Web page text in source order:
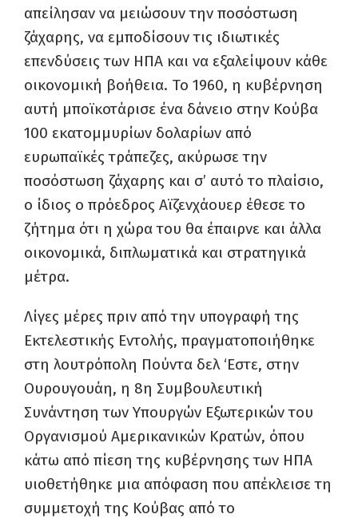
απείλησαν να μειώσουν την ποσόστωση
ζάχαρης, να εμποδίσουν τις ιδιωτικές
επενδύσεις των ΗΠΑ και να εξαλείψουν κάθε
οικονομική βοήθεια. Το 1960, η κυβέρνηση
αυτή μποϊκοτάρισε ένα δάνειο στην Κούβα
100 εκατομμυρίων δολαρίων από
ευρωπαϊκές τράπεζες, ακύρωσε την
ποσόστωση ζάχαρης και σ’ αυτό το πλαίσιο,
ο ίδιος ο πρόεδρος Αϊζενχάουερ έθεσε το
ζήτημα ότι η χώρα του θα έπαιρνε και άλλα
οικονομικά, διπλωματικά και στρατηγικά
μέτρα.
Λίγες μέρες πριν από την υπογραφή της
Εκτελεστικής Εντολής, πραγματοποιήθηκε
στη λουτρόπολη Πούντα δελ ‘Εστε, στην
Ουρουγουάη, η 8η Συμβουλευτική
Συνάντηση των Υπουργών Εξωτερικών του
Οργανισμού Αμερικανικών Κρατών, όπου
κάτω από πίεση της κυβέρνησης των ΗΠΑ
υιοθετήθηκε μια απόφαση που απέκλεισε τη
συμμετοχή της Κούβας από το